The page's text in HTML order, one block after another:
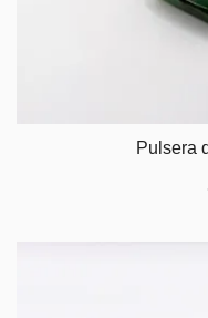
Pulsera